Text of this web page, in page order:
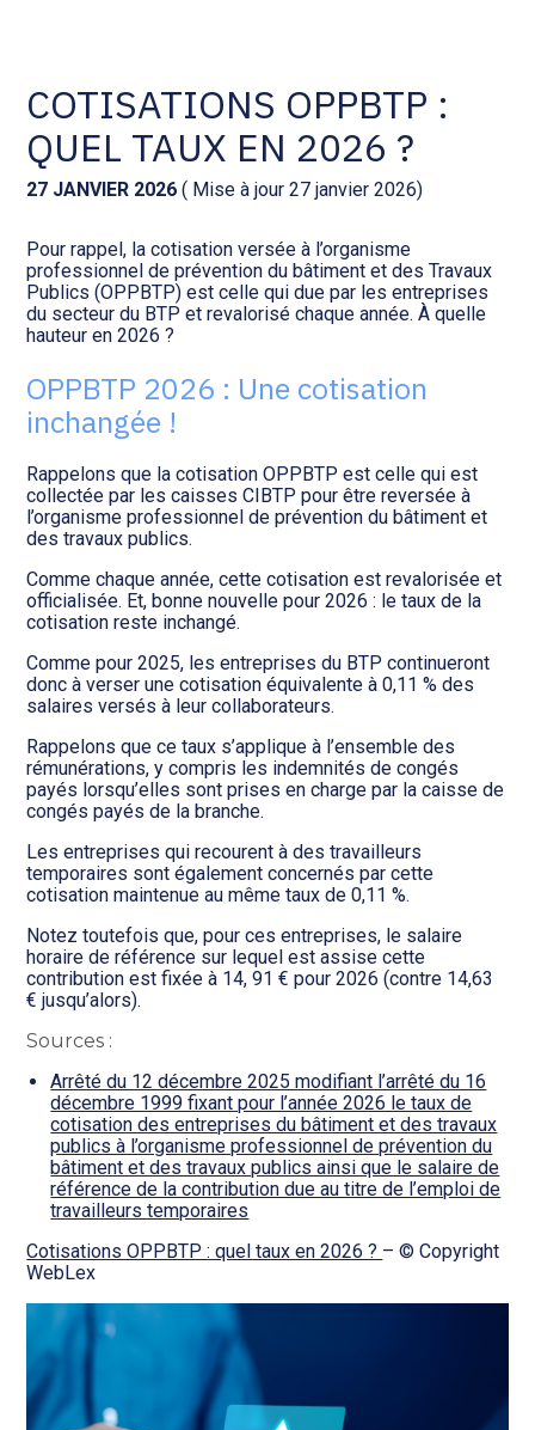
Social et ressources humaines
Assistance juridique
Pilotage d’entreprise
Audit légal
Gestion de patrimoine
Procédures collectives
Transition numérique
Tenue de votre comptabilité :
ACD
EVOLIZ
Facturation et pilotage : MEG
Analyse et tableau de bord :
WAIBI
Gérer vos ressources
humaines : SILAE
COTISATIONS OPPBTP :
QUEL TAUX EN 2026 ?
27 JANVIER 2026 ( Mise à jour 27 janvier 2026)
Pour rappel, la cotisation versée à l’organisme
professionnel de prévention du bâtiment et des Travaux
Publics (OPPBTP) est celle qui due par les entreprises
du secteur du BTP et revalorisé chaque année. À quelle
hauteur en 2026 ?
OPPBTP 2026 : Une cotisation
inchangée !
Rappelons que la cotisation OPPBTP est celle qui est
collectée par les caisses CIBTP pour être reversée à
l’organisme professionnel de prévention du bâtiment et
des travaux publics.
Comme chaque année, cette cotisation est revalorisée et
officialisée. Et, bonne nouvelle pour 2026 : le taux de la
cotisation reste inchangé.
Comme pour 2025, les entreprises du BTP continueront
donc à verser une cotisation équivalente à 0,11 % des
salaires versés à leur collaborateurs.
Rappelons que ce taux s’applique à l’ensemble des
rémunérations, y compris les indemnités de congés
payés lorsqu’elles sont prises en charge par la caisse de
congés payés de la branche.
Les entreprises qui recourent à des travailleurs
temporaires sont également concernés par cette
cotisation maintenue au même taux de 0,11 %.
Notez toutefois que, pour ces entreprises, le salaire
horaire de référence sur lequel est assise cette
contribution est fixée à 14, 91 € pour 2026 (contre 14,63
€ jusqu’alors).
Sources :
Arrêté du 12 décembre 2025 modifiant l’arrêté du 16
décembre 1999 fixant pour l’année 2026 le taux de
cotisation des entreprises du bâtiment et des travaux
publics à l’organisme professionnel de prévention du
bâtiment et des travaux publics ainsi que le salaire de
référence de la contribution due au titre de l’emploi de
travailleurs temporaires
Cotisations OPPBTP : quel taux en 2026 ? – © Copyright
WebLex